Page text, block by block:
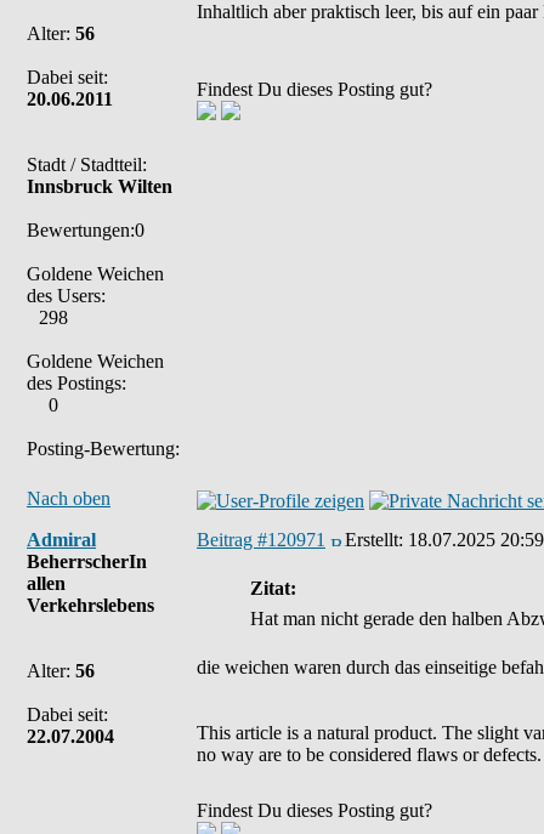
Alter: 56
Dabei seit:
20.06.2011
Stadt / Stadtteil:
Innsbruck Wilten
Bewertungen:0
Goldene Weichen
des Users:
298
Goldene Weichen
des Postings:
0
Posting-Bewertung:
Inhaltlich aber praktisch leer, bis auf ein paar
Findest Du dieses Posting gut?
Nach oben
Admiral
BeherrscherIn
allen
Verkehrslebens
Alter: 56
Dabei seit:
22.07.2004
Beitrag #120971 Erstellt: 18.07.2025 20:59
Zitat:
Hat man nicht gerade den halben
die weichen waren durch das einseitige
This article is a natural product. The slight
no way are to be considered flaws or defects.
Findest Du dieses Posting gut?